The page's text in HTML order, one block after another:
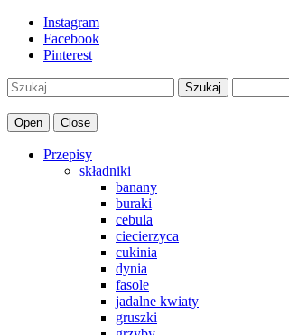
Instagram
Facebook
Pinterest
Szukaj
Open Close
Przepisy
składniki
banany
buraki
cebula
ciecierzyca
cukinia
dynia
fasole
jadalne kwiaty
gruszki